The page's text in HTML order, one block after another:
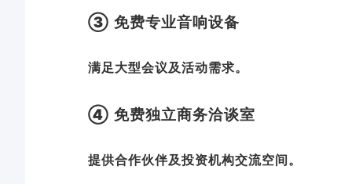
③ 免费专业音响设备
满足大型会议及活动需求。
④ 免费独立商务洽谈室
提供合作伙伴及投资机构交流空间。